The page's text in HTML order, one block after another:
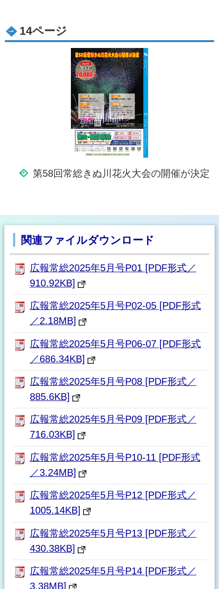
14ページ
第58回常総きぬ川花火大会の開催が決定
関連ファイルダウンロード
広報常総2025年5月号P01 [PDF形式／
910.92KB]
広報常総2025年5月号P02-05 [PDF形式
／2.18MB]
広報常総2025年5月号P06-07 [PDF形式
／686.34KB]
広報常総2025年5月号P08 [PDF形式／
885.6KB]
広報常総2025年5月号P09 [PDF形式／
716.03KB]
広報常総2025年5月号P10-11 [PDF形式
／3.24MB]
広報常総2025年5月号P12 [PDF形式／
1005.14KB]
広報常総2025年5月号P13 [PDF形式／
430.38KB]
広報常総2025年5月号P14 [PDF形式／
3.38MB]